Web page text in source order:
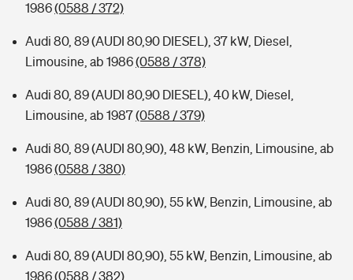
1986(0588 / 372)
Audi 80, 89 (AUDI 80,90 DIESEL), 37 kW, Diesel,
Limousine, ab 1986(0588 / 378)
Audi 80, 89 (AUDI 80,90 DIESEL), 40 kW, Diesel,
Limousine, ab 1987(0588 / 379)
Audi 80, 89 (AUDI 80,90), 48 kW, Benzin, Limousine, ab
1986(0588 / 380)
Audi 80, 89 (AUDI 80,90), 55 kW, Benzin, Limousine, ab
1986(0588 / 381)
Audi 80, 89 (AUDI 80,90), 55 kW, Benzin, Limousine, ab
1986(0588 / 382)